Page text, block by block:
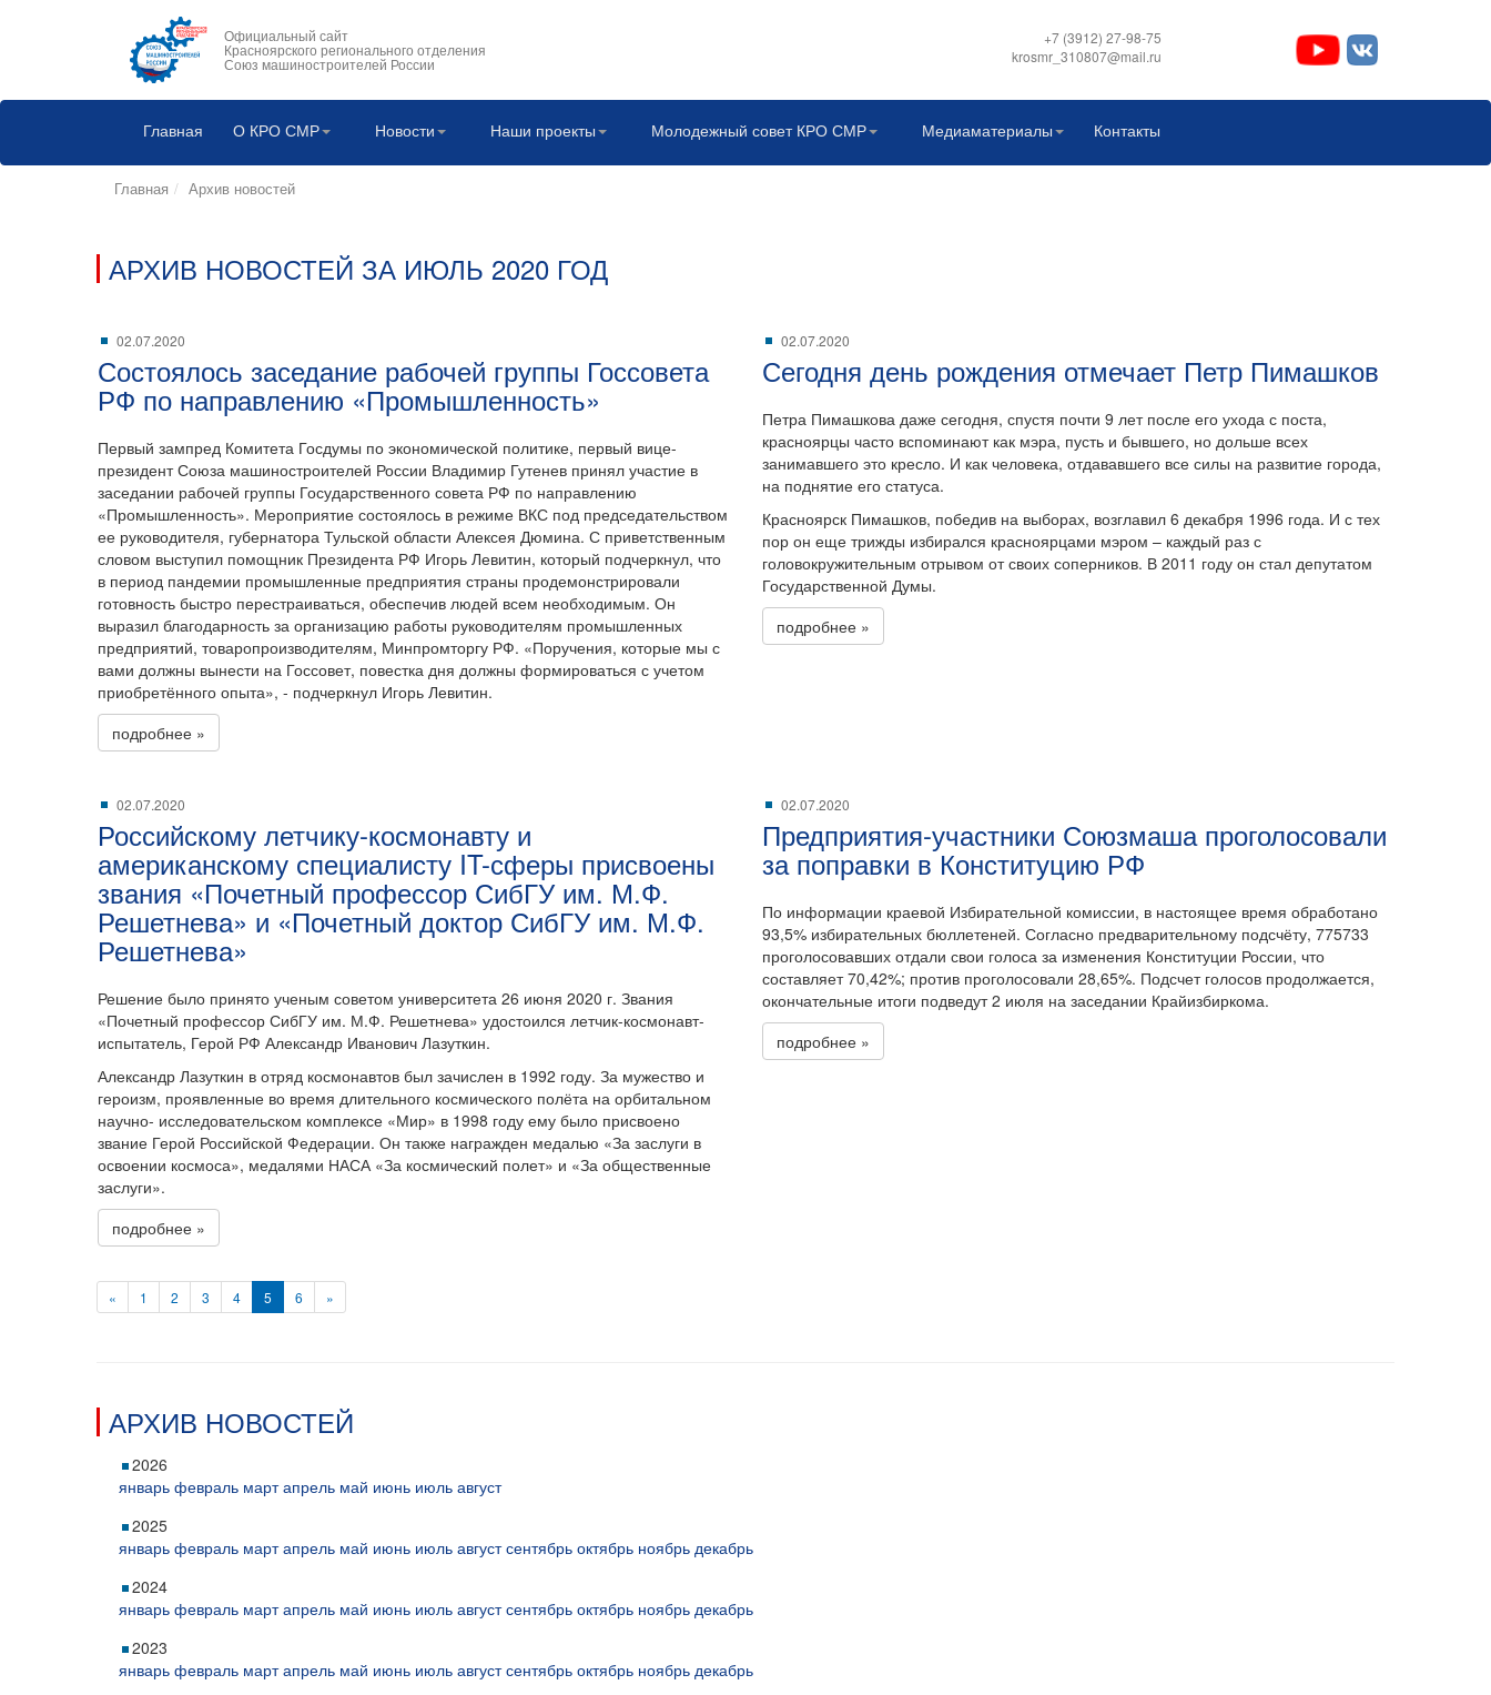
Официальный сайт
Красноярского регионального отделения
Союз машиностроителей России
+7 (3912) 27-98-75
krosmr_310807@mail.ru
Главная О КРО СМР Новости Наши проекты Молодежный совет КРО СМР Медиаматериалы Контакты
Главная Архив новостей
АРХИВ НОВОСТЕЙ ЗА ИЮЛЬ 2020 ГОД
02.07.2020
Состоялось заседание рабочей группы Госсовета
РФ по направлению «Промышленность»
Первый зампред Комитета Госдумы по экономической политике, первый вице-
президент Союза машиностроителей России Владимир Гутенев принял участие в
заседании рабочей группы Государственного совета РФ по направлению
«Промышленность». Мероприятие состоялось в режиме ВКС под председательством
ее руководителя, губернатора Тульской области Алексея Дюмина. С приветственным
словом выступил помощник Президента РФ Игорь Левитин, который подчеркнул, что
в период пандемии промышленные предприятия страны продемонстрировали
готовность быстро перестраиваться, обеспечив людей всем необходимым. Он
выразил благодарность за организацию работы руководителям промышленных
предприятий, товаропроизводителям, Минпромторгу РФ. «Поручения, которые мы с
вами должны вынести на Госсовет, повестка дня должны формироваться с учетом
приобретённого опыта», - подчеркнул Игорь Левитин.
подробнее »
02.07.2020
Сегодня день рождения отмечает Петр Пимашков
Петра Пимашкова даже сегодня, спустя почти 9 лет после его ухода с поста,
красноярцы часто вспоминают как мэра, пусть и бывшего, но дольше всех
занимавшего это кресло. И как человека, отдававшего все силы на развитие города,
на поднятие его статуса.
Красноярск Пимашков, победив на выборах, возглавил 6 декабря 1996 года. И с тех
пор он еще трижды избирался красноярцами мэром – каждый раз с
головокружительным отрывом от своих соперников. В 2011 году он стал депутатом
Государственной Думы.
подробнее »
02.07.2020
Российскому летчику-космонавту и
американскому специалисту IT-сферы присвоены
звания «Почетный профессор СибГУ им. М.Ф.
Решетнева» и «Почетный доктор СибГУ им. М.Ф.
Решетнева»
Решение было принято ученым советом университета 26 июня 2020 г. Звания
«Почетный профессор СибГУ им. М.Ф. Решетнева» удостоился летчик-космонавт-
испытатель, Герой РФ Александр Иванович Лазуткин.
Александр Лазуткин в отряд космонавтов был зачислен в 1992 году. За мужество и
героизм, проявленные во время длительного космического полёта на орбитальном
научно- исследовательском комплексе «Мир» в 1998 году ему было присвоено
звание Герой Российской Федерации. Он также награжден медалью «За заслуги в
освоении космоса», медалями НАСА «За космический полет» и «За общественные
заслуги».
подробнее »
02.07.2020
Предприятия-участники Союзмаша проголосовали
за поправки в Конституцию РФ
По информации краевой Избирательной комиссии, в настоящее время обработано
93,5% избирательных бюллетеней. Согласно предварительному подсчёту, 775733
проголосовавших отдали свои голоса за изменения Конституции России, что
составляет 70,42%; против проголосовали 28,65%. Подсчет голосов продолжается,
окончательные итоги подведут 2 июля на заседании Крайизбиркома.
подробнее »
« 1 2 3 4 5 6 »
АРХИВ НОВОСТЕЙ
2026
январь февраль март апрель май июнь июль август
2025
январь февраль март апрель май июнь июль август сентябрь октябрь ноябрь декабрь
2024
январь февраль март апрель май июнь июль август сентябрь октябрь ноябрь декабрь
2023
январь февраль март апрель май июнь июль август сентябрь октябрь ноябрь декабрь